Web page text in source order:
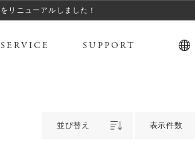
リニューアルしました！
SERVICE SUPPORT
並び替え 表示件数